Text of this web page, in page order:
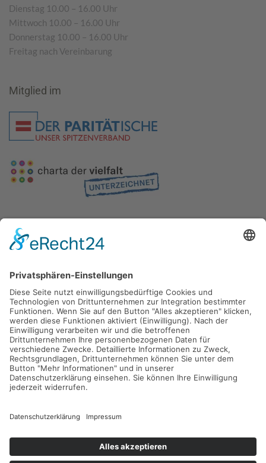
Dienstag 10.00 – 16.00 Uhr
Mittwoch 10.00 – 16.00 Uhr
Donnerstag 10.00 – 16.00 Uhr
Freitag nach Vereinbarung
Mitglied im
Gefördert durch die
Freie und Hansestadt Hamburg
SUCHT.HAMBURG gGmbH